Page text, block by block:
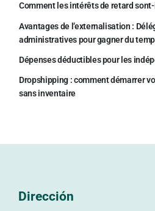
Comment les intérêts de retard
Avantages de l’externalisation :
administratives pour gagner du
Dépenses déductibles pour les
Dropshipping : comment démarrer
sans inventaire
Dirección